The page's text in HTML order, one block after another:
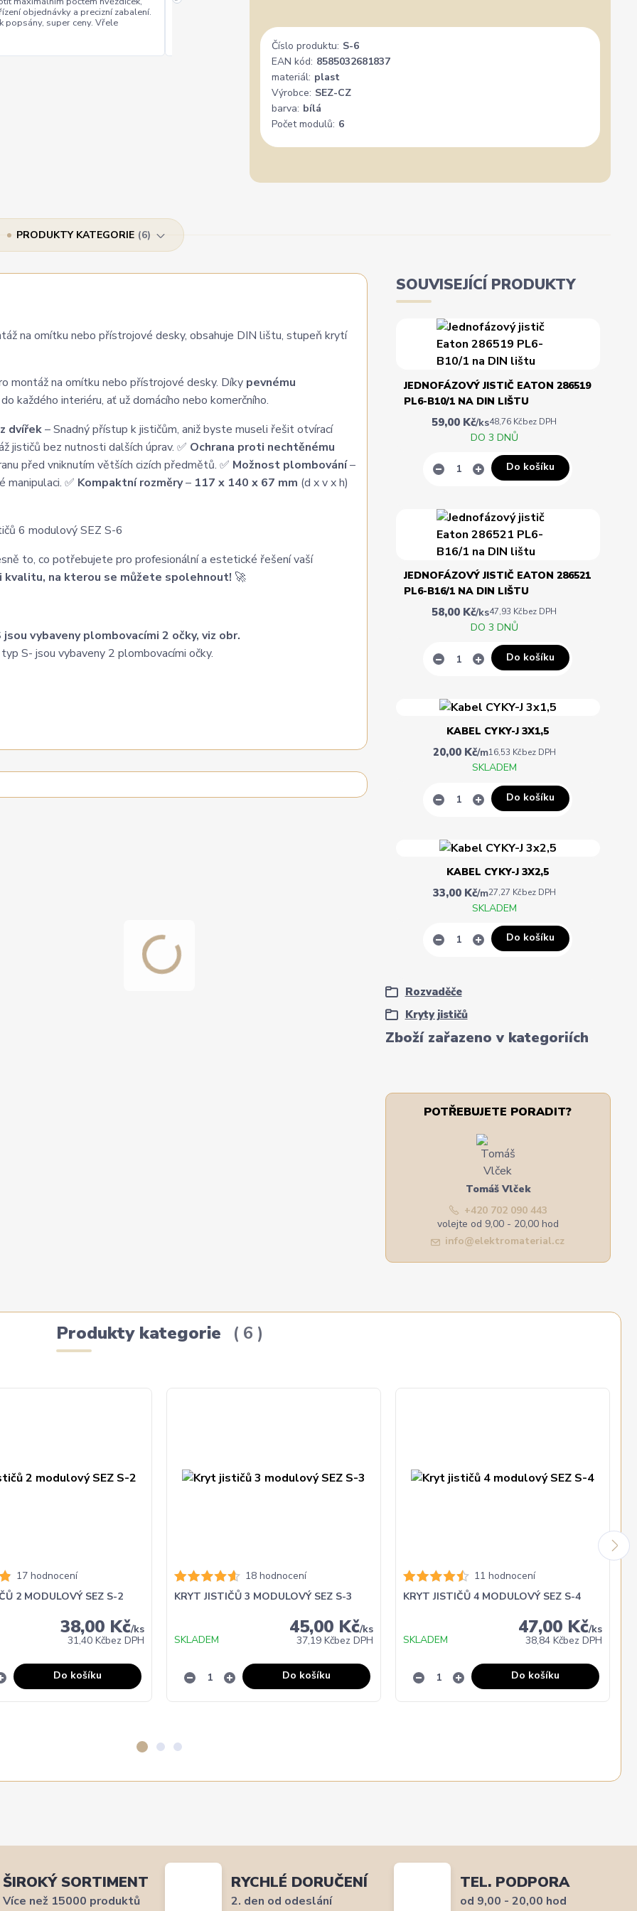
objednávky a precizní zabalení.
popsány, super ceny. Vřele
Číslo produktu: S-6
EAN kód: 8585032681837
materiál: plast
Výrobce: SEZ-CZ
barva: bílá
Počet modulů: 6
PRODUKTY KATEGORIE 6
na omítku nebo přístrojové desky, obsahuje DIN lištu, stupeň krytí
montáž na omítku nebo přístrojové desky. Díky pevnému
každého interiéru, ať už domácího nebo komerčního.
dvířek– Snadný přístup k jističům, aniž byste museli řešit otvírací
jističů bez nutnosti dalších úprav. ✅ Ochrana proti nechtěnému
před vniknutím větších cizích předmětů. ✅ Možnost plombování–
manipulaci. ✅ Kompaktní rozměry– 117 x 140 x 67 mm (d x v x h)
to, co potřebujete pro profesionální a estetické řešení vaší
na kterou se můžete spolehnout! 🚀
vybaveny plombovacími 2 očky, viz obr.
Zboží zařazeno v kategoriích
Rozvaděče
Kryty jističů
SOUVISEJÍCÍ PRODUKTY
JEDNOFÁZOVÝ JISTIČ EATON 286519
PL6-B10/1 NA DIN LIŠTU
59,00 Kč/ks48,76 Kčbez DPH
DO 3 DNŮ
Do košíku
JEDNOFÁZOVÝ JISTIČ EATON 286521
PL6-B16/1 NA DIN LIŠTU
58,00 Kč/ks47,93 Kčbez DPH
DO 3 DNŮ
Do košíku
KABEL CYKY-J 3X1,5
20,00 Kč/m16,53 Kčbez DPH
SKLADEM
Do košíku
KABEL CYKY-J 3X2,5
33,00 Kč/m27,27 Kčbez DPH
SKLADEM
Do košíku
POTŘEBUJETE PORADIT?
Tomáš Vlček
+420 702 090 443
volejte od 9,00 - 20,00 hod
info@elektromaterial.cz
Produkty kategorie 6
17 hodnocení
2 MODULOVÝ SEZ S-2
38,00 Kč/ks
31,40 Kčbez DPH
Do košíku
18 hodnocení
KRYT JISTIČŮ 3 MODULOVÝ SEZ S-3
45,00 Kč/ks
37,19 Kčbez DPH
SKLADEM
Do košíku
11 hodnocení
KRYT JISTIČŮ 4 MODULOVÝ SEZ S-4
47,00 Kč/ks
38,84 Kčbez DPH
SKLADEM
Do košíku
ŠIROKÝ SORTIMENT
Více než 15000 produktů
RYCHLÉ DORUČENÍ
2. den od odeslání
TEL. PODPORA
od 9,00 - 20,00 hod